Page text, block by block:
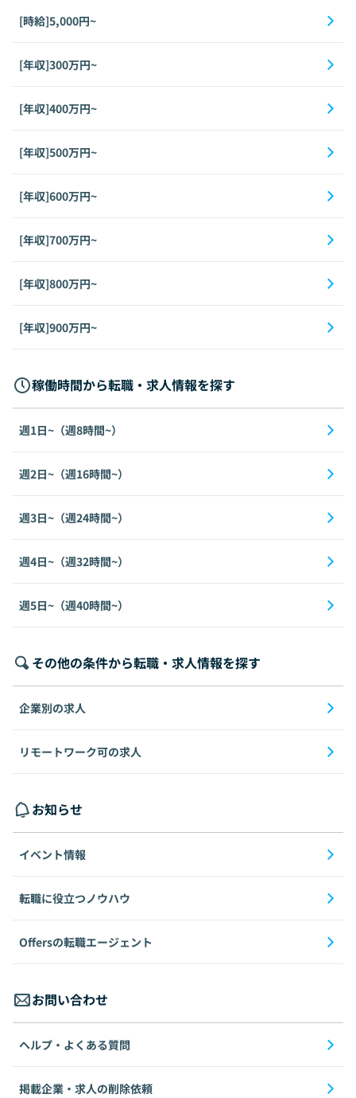
[時給]5,000円~
[年収]300万円~
[年収]400万円~
[年収]500万円~
[年収]600万円~
[年収]700万円~
[年収]800万円~
[年収]900万円~
稼働時間から転職・求人情報を探す
週1日~（週8時間~）
週2日~（週16時間~）
週3日~（週24時間~）
週4日~（週32時間~）
週5日~（週40時間~）
その他の条件から転職・求人情報を探す
企業別の求人
リモートワーク可の求人
お知らせ
イベント情報
転職に役立つノウハウ
Offersの転職エージェント
お問い合わせ
ヘルプ・よくある質問
掲載企業・求人の削除依頼